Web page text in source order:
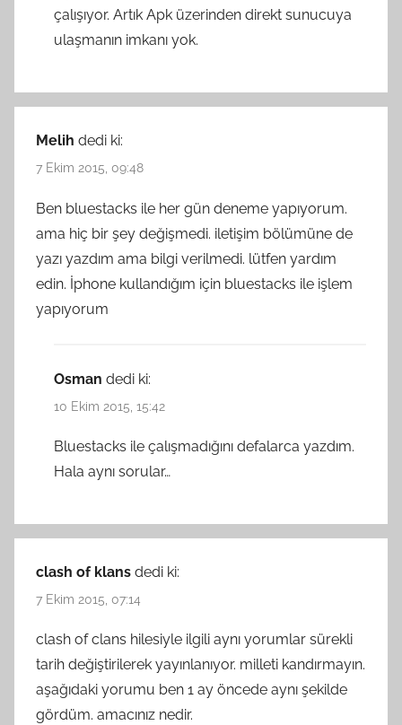
çalışıyor. Artık Apk üzerinden direkt sunucuya
ulaşmanın imkanı yok.
Melih dedi ki:
7 Ekim 2015, 09:48
Ben bluestacks ile her gün deneme yapıyorum.
ama hiç bir şey değişmedi. iletişim bölümüne de
yazı yazdım ama bilgi verilmedi. lütfen yardım
edin. İphone kullandığım için bluestacks ile işlem
yapıyorum
Osman dedi ki:
10 Ekim 2015, 15:42
Bluestacks ile çalışmadığını defalarca yazdım.
Hala aynı sorular…
clash of klans dedi ki:
7 Ekim 2015, 07:14
clash of clans hilesiyle ilgili aynı yorumlar sürekli
tarih değiştirilerek yayınlanıyor. milleti kandırmayın.
aşağıdaki yorumu ben 1 ay öncede aynı şekilde
gördüm. amacınız nedir.